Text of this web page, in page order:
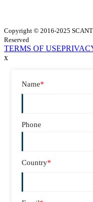
Copyright © 2016-2025
Reserved
TERMS OF USE
x
Name*
Phone
Country*